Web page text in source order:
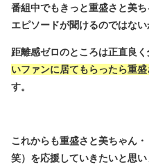
番組中でもきっと重盛さと美
エピソードが聞けるのではない
距離感ゼロのところは正直良く
いファンに居てもらったら重
す。
これからも重盛さと美ちゃん
笑）を応援していきたいと思い